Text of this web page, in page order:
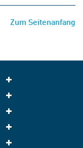
Zum Seitenanfang